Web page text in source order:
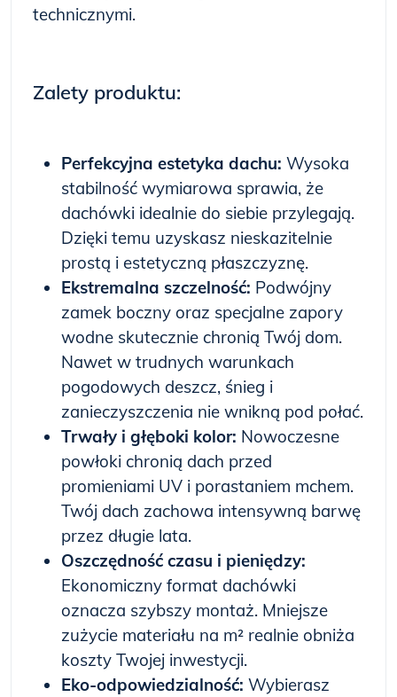
technicznymi.
Zalety produktu:
Perfekcyjna estetyka dachu: Wysoka
stabilność wymiarowa sprawia, że
dachówki idealnie do siebie przylegają.
Dzięki temu uzyskasz nieskazitelnie
prostą i estetyczną płaszczyznę.
Ekstremalna szczelność: Podwójny
zamek boczny oraz specjalne zapory
wodne skutecznie chronią Twój dom.
Nawet w trudnych warunkach
pogodowych deszcz, śnieg i
zanieczyszczenia nie wnikną pod połać.
Trwały i głęboki kolor: Nowoczesne
powłoki chronią dach przed
promieniami UV i porastaniem mchem.
Twój dach zachowa intensywną barwę
przez długie lata.
Oszczędność czasu i pieniędzy:
Ekonomiczny format dachówki
oznacza szybszy montaż. Mniejsze
zużycie materiału na m² realnie obniża
koszty Twojej inwestycji.
Eko-odpowiedzialność: Wybierasz